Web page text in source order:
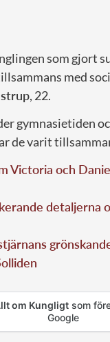
som gjort
med
, 22.
gymnasietiden
de varit
Victoria och
detaljerna
om Kungligtsom
Google